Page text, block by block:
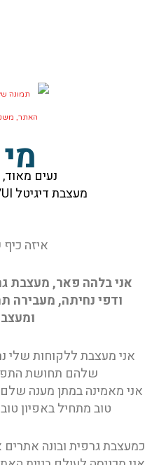
נעים
מעצבת דיגיטל UX/UI ובונה אתרים
איזה
אני בלהה פאר, מעצבת
ודפי נחיתה, מעבירה
אני מעצבת ללקוחות שלי
שלהם תחושת
אני מאמינה במתן מענה
טוב מתחיל באפיון
כמעצבת גרפית ובונה